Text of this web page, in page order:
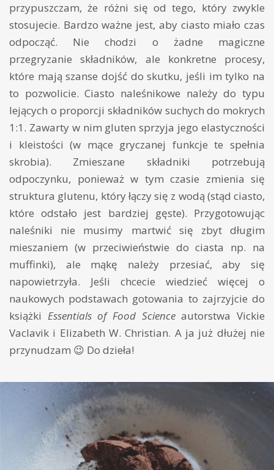
przypuszczam, że różni się od tego, który zwykle
stosujecie. Bardzo ważne jest, aby ciasto miało czas
odpocząć. Nie chodzi o żadne magiczne
przegryzanie składników, ale konkretne procesy,
które mają szanse dojść do skutku, jeśli im tylko na
to pozwolicie. Ciasto naleśnikowe należy do typu
lejących o proporcji składników suchych do mokrych
1:1. Zawarty w nim gluten sprzyja jego elastyczności
i kleistości (w mące gryczanej funkcje te spełnia
skrobia). Zmieszane składniki potrzebują
odpoczynku, ponieważ w tym czasie zmienia się
struktura glutenu, który łączy się z wodą (stąd ciasto,
które odstało jest bardziej gęste). Przygotowując
naleśniki nie musimy martwić się zbyt długim
mieszaniem (w przeciwieństwie do ciasta np. na
muffinki), ale mąkę należy przesiać, aby się
napowietrzyła. Jeśli chcecie wiedzieć więcej o
naukowych podstawach gotowania to zajrzyjcie do
książki Essentials of Food Scienceautorstwa Vickie
Vaclavik i Elizabeth W. Christian. A ja już dłużej nie
przynudzam 😉 Do dzieła!